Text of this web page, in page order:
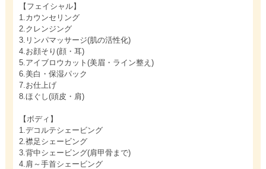
【フェイシャル】
1.カウンセリング
2.クレンジング
3.リンパマッサージ(肌の活性化)
4.お顔そり(顔・耳)
5.アイブロウカット(美眉・ライン整え)
6.美白・保湿パック
7.お仕上げ
8.ほぐし(頭皮・肩)
【ボディ】
1.デコルテシェービング
2.襟足シェービング
3.背中シェービング(肩甲骨まで)
4.肩～手首シェービング